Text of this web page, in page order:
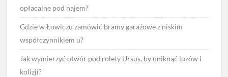
opłacalne pod najem?
Gdzie w Łowiczu zamówić bramy garażowe z niskim
współczynnikiem u?
Jak wymierzyć otwór pod rolety Ursus, by uniknąć luzów i
kolizji?